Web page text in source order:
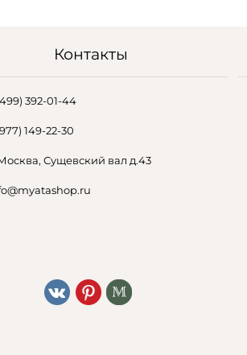
Контакты
392-01-44
149-22-30
Сущевский вал д.43